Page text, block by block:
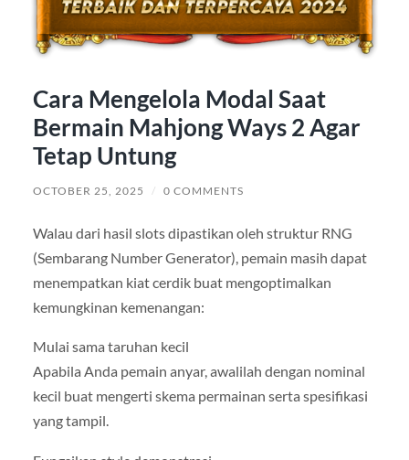
Cara Mengelola Modal Saat
Bermain Mahjong Ways 2 Agar
Tetap Untung
OCTOBER 25, 2025 / 0 COMMENTS
Walau dari hasil slots dipastikan oleh struktur RNG
(Sembarang Number Generator), pemain masih dapat
menempatkan kiat cerdik buat mengoptimalkan
kemungkinan kemenangan:
Mulai sama taruhan kecil
Apabila Anda pemain anyar, awalilah dengan nominal
kecil buat mengerti skema permainan serta spesifikasi
yang tampil.